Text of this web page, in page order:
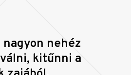
nagyon nehéz
kitűnni a